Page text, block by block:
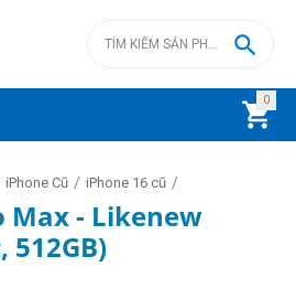
0


iPhone Cũ / iPhone 16 cũ /
Max - Likenew
512GB)